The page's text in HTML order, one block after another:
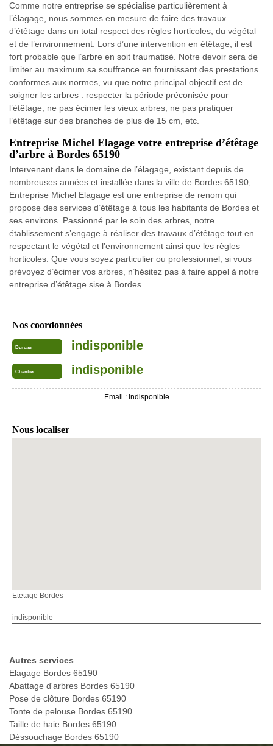
Comme notre entreprise se spécialise particulièrement à
l’élagage, nous sommes en mesure de faire des travaux
d’étêtage dans un total respect des règles horticoles, du végétal
et de l’environnement. Lors d’une intervention en étêtage, il est
fort probable que l’arbre en soit traumatisé. Notre devoir sera de
limiter au maximum sa souffrance en fournissant des prestations
conformes aux normes, vu que notre principal objectif est de
soigner les arbres : respecter la période préconisée pour
l’étêtage, ne pas écimer les vieux arbres, ne pas pratiquer
l’étêtage sur des branches de plus de 15 cm, etc.
Entreprise Michel Elagage votre entreprise d’étêtage
d’arbre à Bordes 65190
Intervenant dans le domaine de l’élagage, existant depuis de
nombreuses années et installée dans la ville de Bordes 65190,
Entreprise Michel Elagage est une entreprise de renom qui
propose des services d’étêtage à tous les habitants de Bordes et
ses environs. Passionné par le soin des arbres, notre
établissement s’engage à réaliser des travaux d’étêtage tout en
respectant le végétal et l’environnement ainsi que les règles
horticoles. Que vous soyez particulier ou professionnel, si vous
prévoyez d’écimer vos arbres, n’hésitez pas à faire appel à notre
entreprise d’étêtage sise à Bordes.
Nos coordonnées
Bureau indisponible
Chantier indisponible
Email : indisponible
Nous localiser
Etetage Bordes
indisponible
Autres services
Elagage Bordes 65190
Abattage d'arbres Bordes 65190
Pose de clôture Bordes 65190
Tonte de pelouse Bordes 65190
Taille de haie Bordes 65190
Déssouchage Bordes 65190